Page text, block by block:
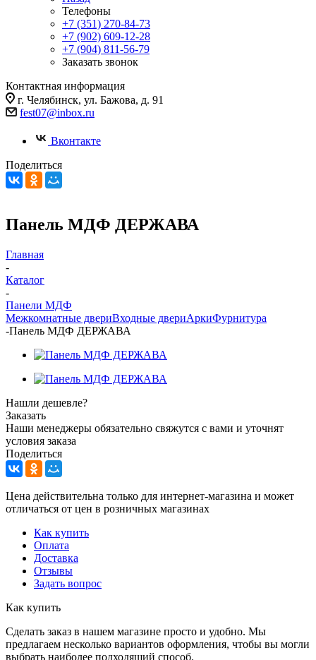
Телефоны
+7 (351) 270-84-73
+7 (902) 609-12-28
+7 (904) 811-56-79
Заказать звонок
Контактная информация
г. Челябинск, ул. Бажова, д. 91
fest07@inbox.ru
Вконтакте
Поделиться
Панель МДФ ДЕРЖАВА
Главная
-
Каталог
-
Панели МДФ
Межкомнатные двериВходные двериАркиФурнитура
-Панель МДФ ДЕРЖАВА
Нашли дешевле?
Заказать
Наши менеджеры обязательно свяжутся с вами и уточнят
условия заказа
Поделиться
Цена действительна только для интернет-магазина и может
отличаться от цен в розничных магазинах
Как купить
Оплата
Доставка
Отзывы
Задать вопрос
Как купить
Сделать заказ в нашем магазине просто и удобно. Мы
предлагаем несколько вариантов оформления, чтобы вы могли
выбрать наиболее подходящий способ.